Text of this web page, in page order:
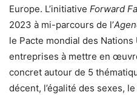
Europe. L’initiative Forward
2023 à mi-parcours de l’
le Pacte mondial des Nations
entreprises à mettre en
concret autour de 5
décent, l’égalité des sexes, le